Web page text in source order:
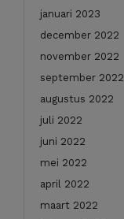
januari 2023
december 2022
november 2022
september 2022
augustus 2022
juli 2022
juni 2022
mei 2022
april 2022
maart 2022